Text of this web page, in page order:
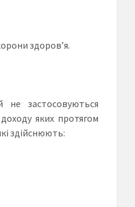
здоров’я.
не застосовуються
яких протягом
здійснюють: